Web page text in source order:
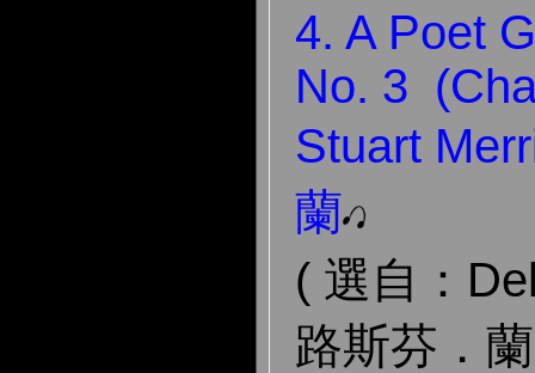
4. A Poet
No. 3
Stuart
蘭
( 選自：
路斯芬．